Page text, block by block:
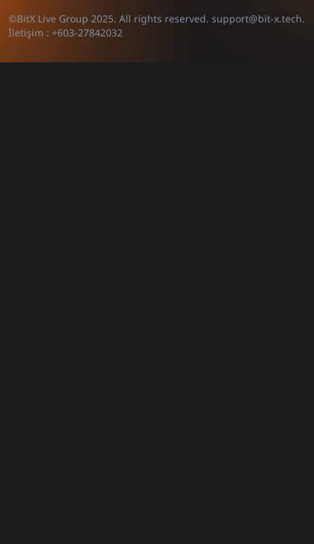
©BitX Live Group 2025. All rights reserved. support@bit-x.tech.
İletişim : +603-27842032